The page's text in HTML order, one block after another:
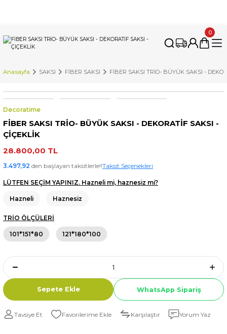
0
Anasayfa SAKSI FİBER SAKSI FİBER SAKSI TRİO- BÜYÜK SAKSI -
Decoratime
FİBER SAKSI TRİO- BÜYÜK SAKSI - DEKORATİF SAKSI -
ÇİÇEKLİK
28.800,00 TL
3.497,92 den başlayan taksitlerle!!Taksit Seçenekleri
LÜTFEN SEÇİM YAPINIZ. Hazneli mi, haznesiz mi?
Hazneli Haznesiz
TRİO ÖLÇÜLERİ
101*151*80 121*180*100
Sepete Ekle WhatsApp Sipariş
Tavsiye Et Karşılaştır Yorum Yaz